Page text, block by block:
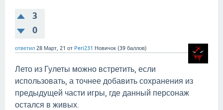
3
0
ответил 28 Март, 21 от Peri231 Новичок (39 баллов)
Лето из Гулеты можно встретить, если
использовать, а точнее добавить сохранения из
предыдущей части игры, где данный персонаж
остался в живых.